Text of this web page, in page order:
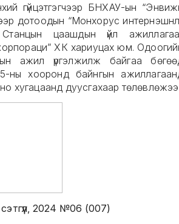
гүйцэтгэгчээр БНХАУ-ын
дотоодын “Монхорус
цаашдын үйл
ХК хариуцах юм.
ажил үргэлжилж байгаа
ны хооронд байнгын
хугацаанд дуусгахаар
2024 №06 (007)